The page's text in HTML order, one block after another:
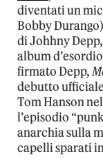
diventati un
Bobby
di Johhny
album
firmato Depp,
debutto
Tom Hanson
l’episodio
anarchia sulla
capelli sparati in